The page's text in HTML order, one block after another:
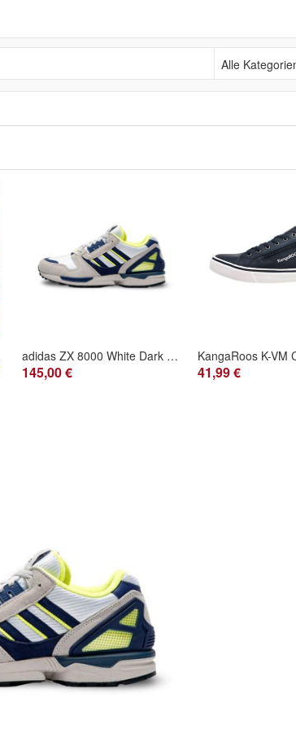
Alle Kategorien
adidas ZX 8000 White Dark Blue Grey - 40 2/3
145,00 € 41,99 €